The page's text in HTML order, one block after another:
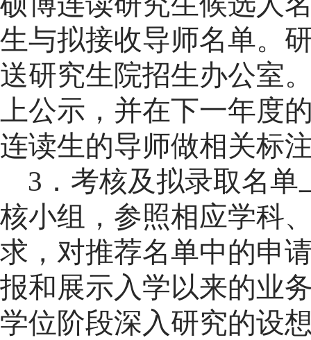
生与拟接收导师名单。
送研究生院招生办公室
上公示，并在下一年度
连读生的导师做相关标
3 ．考核及拟录取名单
核小组，参照相应学科
求，对推荐名单中的申
报和展示入学以来的业
学位阶段深入研究的设